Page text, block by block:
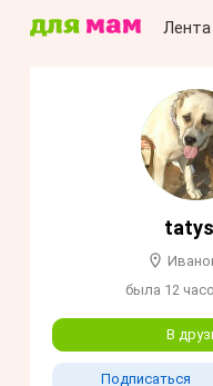
Лента
была 12
В
Подписаться